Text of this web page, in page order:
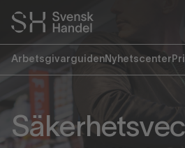
Arbetsgivarguiden Nyhetscenter